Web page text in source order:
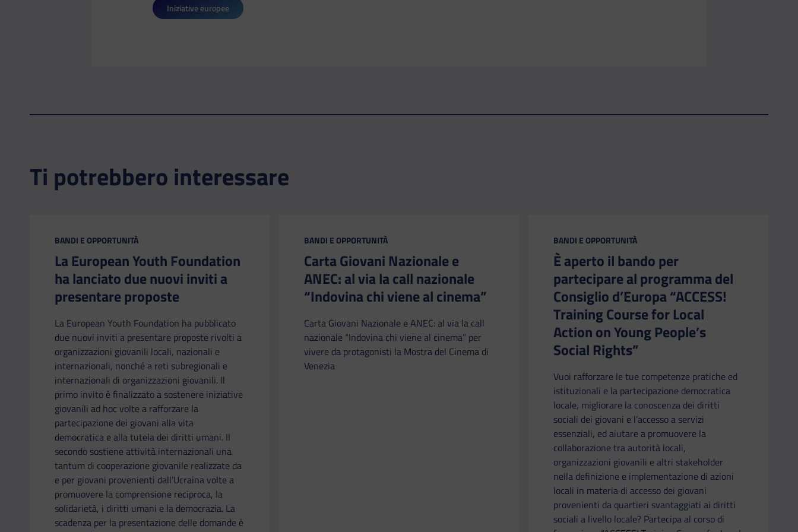
Iniziative europee
Ti potrebbero interessare
CATEGORIA:
BANDI E OPPORTUNITÀ
La European Youth Foundation
ha lanciato due nuovi inviti a
presentare proposte
La European Youth Foundation ha pubblicato
due nuovi inviti a presentare proposte rivolti a
organizzazioni giovanili locali, nazionali e
internazionali, nonché a reti subregionali e
internazionali di organizzazioni giovanili. Il
primo invito è finalizzato a sostenere iniziative
giovanili ad hoc volte a rafforzare la
partecipazione dei giovani alla vita
democratica e alla tutela dei diritti umani. Il
secondo sostiene attività internazionali una
tantum di cooperazione giovanile realizzate da
e per giovani provenienti dall’Ucraina volte a
promuovere la comprensione reciproca, la
solidarietà, i diritti umani e la democrazia. La
scadenza per la presentazione delle domande è
CATEGORIA:
BANDI E OPPORTUNITÀ
Carta Giovani Nazionale e
ANEC: al via la call nazionale
“Indovina chi viene al cinema”
Carta Giovani Nazionale e ANEC: al via la call
nazionale “Indovina chi viene al cinema” per
vivere da protagonisti la Mostra del Cinema di
Venezia
CATEGORIA:
BANDI E OPPORTUNITÀ
È aperto il bando per
partecipare al programma del
Consiglio d’Europa “ACCESS!
Training Course for Local
Action on Young People’s
Social Rights”
Vuoi rafforzare le tue competenze pratiche ed
istituzionali e la partecipazione democratica
locale, migliorare la conoscenza dei diritti
sociali dei giovani e l’accesso a servizi
essenziali, ed aiutare a promuovere la
collaborazione tra autorità locali,
organizzazioni giovanili e altri stakeholder
nella definizione e implementazione di azioni
locali in materia di accesso dei giovani
provenienti da quartieri svantaggiati ai diritti
sociali a livello locale? Partecipa al corso di